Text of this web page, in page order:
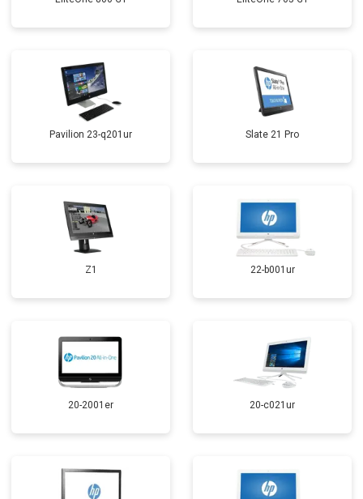
Pavilion 23-q201ur Slate 21 Pro
Z1 22-b001ur
20-2001er 20-c021ur